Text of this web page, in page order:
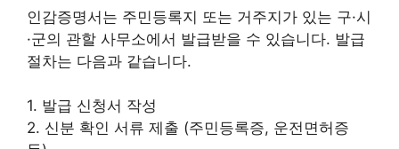
인감증명서는 주민등록지 또는 거주지가 있는 구·시
·군의 관할 사무소에서 발급받을 수 있습니다. 발급
절차는 다음과 같습니다.
1. 발급 신청서 작성
2. 신분 확인 서류 제출 (주민등록증, 운전면허증